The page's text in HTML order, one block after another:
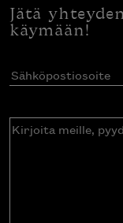
Jätä
käymään!
Sähköpostiosoite
Kirjoita